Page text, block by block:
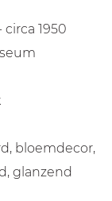
circa 1950
bloemdecor,
glanzend